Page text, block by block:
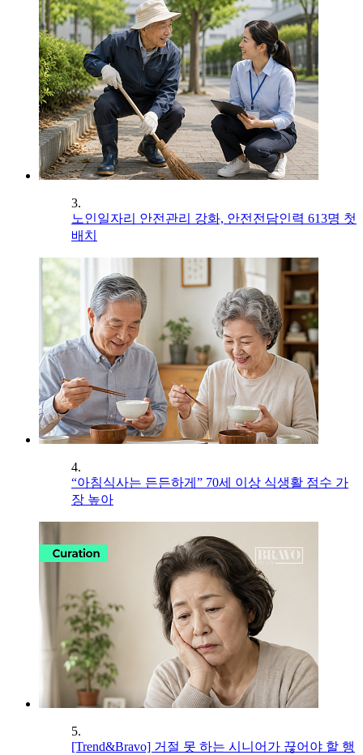
3.
노인일자리 안전관리 강화, 안전전담인력 613명 첫
배치
4.
“아침식사는 든든하게” 70세 이상 식생활 점수 가
장 높아
5.
[Trend&Bravo] 거절 못 하는 시니어가 끊어야 할 행